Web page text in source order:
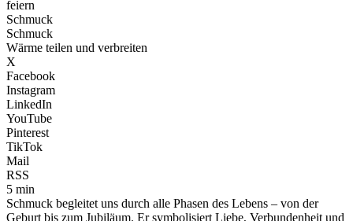
feiern
Schmuck
Schmuck
Wärme teilen und verbreiten
X
Facebook
Instagram
LinkedIn
YouTube
Pinterest
TikTok
Mail
RSS
5 min
Schmuck begleitet uns durch alle Phasen des Lebens – von der
Geburt bis zum Jubiläum. Er symbolisiert Liebe, Verbundenheit und